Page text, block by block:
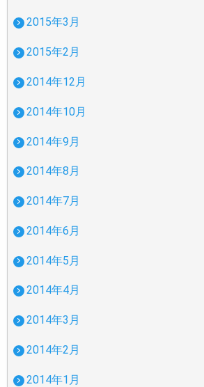
2015年3月
2015年2月
2014年12月
2014年10月
2014年9月
2014年8月
2014年7月
2014年6月
2014年5月
2014年4月
2014年3月
2014年2月
2014年1月